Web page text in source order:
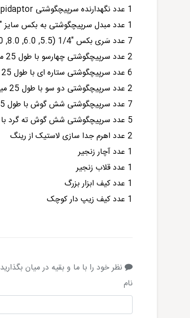
1 عدد نگهدارنده سرپیچگوشتی Rapidaptor سایز " 1/4 با طول 50 میلی متر
1 عدد مبدل سرپیچگوشتی به بکس سایز " 1/4
7 عدد سَری بکس "1/4 (5.5, 6.0, 8.0, 9.0, 10, 13.0, 15.0 میلی متر)
2 عدد سرپیچگوشتی چهارسو با طول 25 میلی متر (PH1, PH2)
6 عدد سرپیچگوشتی ستاره ای با طول 25 میلی متر (TX10, TX15, TX20, TX25, TX27, TX30)
2 عدد سرپیچگوشتی دو سو با طول 25 میلی متر (4.0×0.5 , 4.5×0.6 میلی متر)
7 عدد سرپیچگوشتی شش گوش با طول 25 میلی متر (HEX2, HEX2.5, HEX3, HEX4, HEX5, HEX6, HEX8)
5 عدد سرپیچگوشتی شش گوش ته گرد با طول 25 میلی متر (HEX2.5, HEX3, HEX4, HEX5, HEX6)
2 عدد اهرم جدا سازی لاستیک از رینگ
1 عدد آچار زنجیر
1 عدد قلاب زنجیر
1 عدد کیف ابزار بزرگ
1 عدد کیف زیپ دار کوچک
نظر خود را با ما و بقیه در میان بگذارید
نام